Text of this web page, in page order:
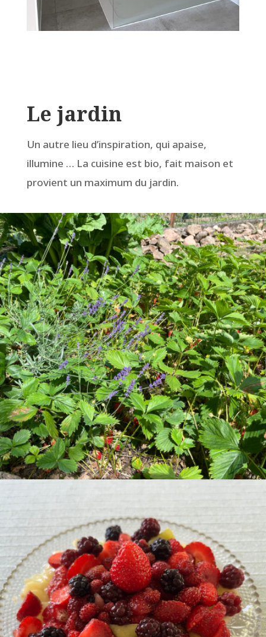
Le jardin
Un autre lieu d’inspiration, qui apaise,
illumine … La cuisine est bio, fait maison et
provient un maximum du jardin.